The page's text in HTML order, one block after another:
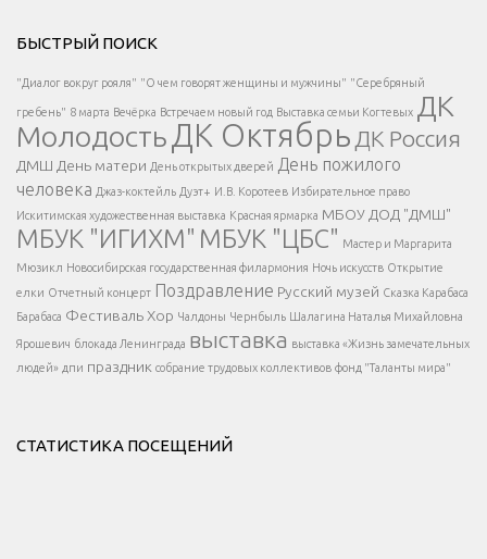
Есть вопрос?
Напишите нам
</span >
Написать
</button >
</div >
</div > </div >
БЫСТРЫЙ ПОИСК
"Диалог вокруг рояля" "О чем говорят женщины и мужчины" "Серебряный
гребень" 8 марта Вечёрка Встречаем новый год Выставка семьи Когтевых ДК
МолодостьДК Октябрь ДК Россия
ДМШ День матери День открытых дверей День пожилого
человека Джаз-коктейль Дуэт+ И.В. Коротеев Избирательное право
Искитимская художественная выставка Красная ярмарка МБОУ ДОД "ДМШ"
МБУК "ИГИХМ" МБУК "ЦБС" Мастер и Маргарита
Мюзикл Новосибирская государственная филармония Ночь искусств Открытие
елки Отчетный концерт Поздравление Русский музей Сказка Карабаса
Барабаса Фестиваль Хор Чалдоны Чернбыль Шалагина Наталья Михайловна
Ярошевич блокада Ленинграда выставка выставка «Жизнь замечательных
людей» дпи праздник собрание трудовых коллективов фонд "Таланты мира"
СТАТИСТИКА ПОСЕЩЕНИЙ